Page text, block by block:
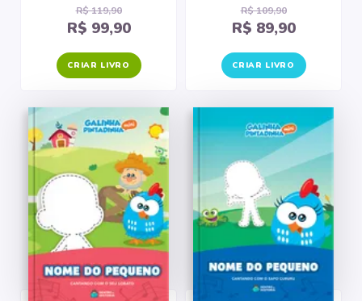
R$ 119,90
R$ 99,90
CRIAR LIVRO
R$ 109,90
R$ 89,90
CRIAR LIVRO